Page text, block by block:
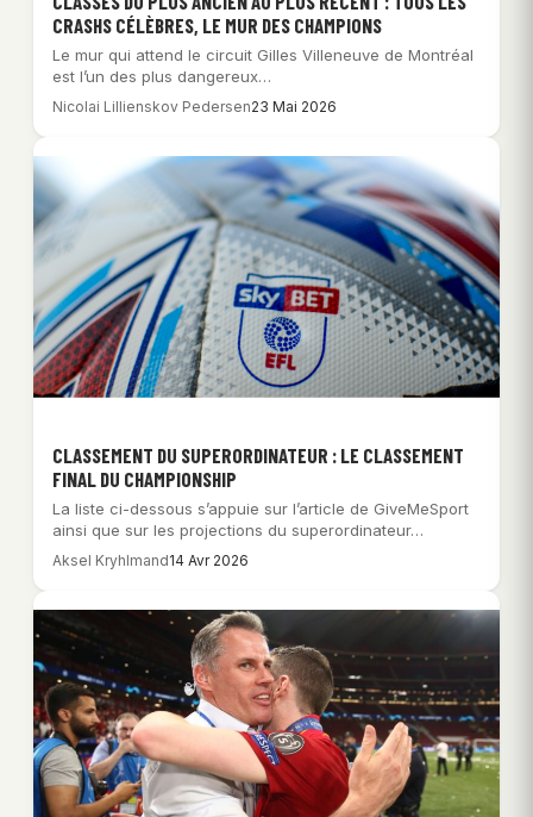
CRASHS CÉLÈBRES, LE MUR DES CHAMPIONS
Le mur qui attend le circuit Gilles Villeneuve de Montréal
est l’un des plus dangereux…
Nicolai Lillienskov Pedersen23 Mai 2026
CLASSEMENT DU SUPERORDINATEUR : LE CLASSEMENT
FINAL DU CHAMPIONSHIP
La liste ci-dessous s’appuie sur l’article de GiveMeSport
ainsi que sur les projections du superordinateur…
Aksel Kryhlmand14 Avr 2026